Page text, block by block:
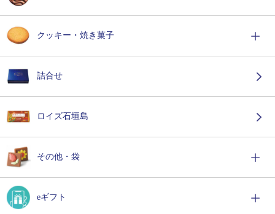
クッキー・焼き菓子
詰合せ
ロイズ石垣島
その他・袋
eギフト